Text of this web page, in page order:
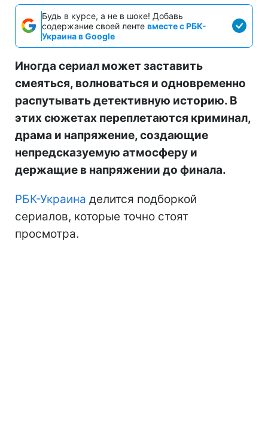
Будь в курсе, а не в шоке! Добавь
содержание своей ленте вместе с РБК-
Украина в Google
Иногда сериал может заставить
смеяться, волноваться и одновременно
распутывать детективную историю. В
этих сюжетах переплетаются криминал,
драма и напряжение, создающие
непредсказуемую атмосферу и
держащие в напряжении до финала.
РБК-Украина делится подборкой
сериалов, которые точно стоят
просмотра.